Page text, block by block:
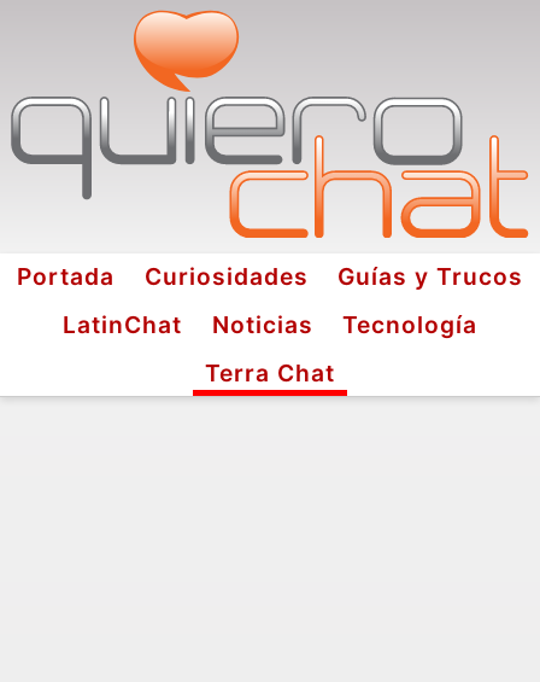
Portada Curiosidades
Guías y Trucos
LatinChat
Noticias
Tecnología
Terra Chat